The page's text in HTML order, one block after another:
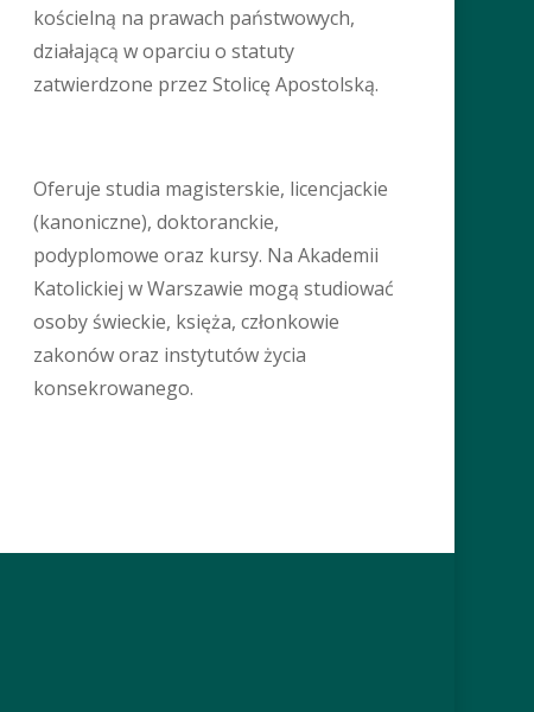
kościelną na prawach państwowych,
działającą w oparciu o statuty
zatwierdzone przez Stolicę Apostolską.
Oferuje studia magisterskie, licencjackie
(kanoniczne), doktoranckie,
podyplomowe oraz kursy. Na Akademii
Katolickiej w Warszawie mogą studiować
osoby świeckie, księża, członkowie
zakonów oraz instytutów życia
konsekrowanego.